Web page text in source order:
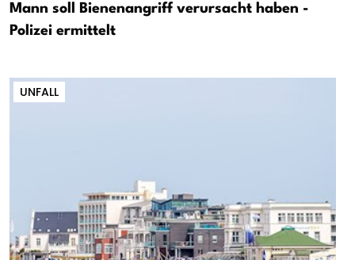
Mann soll Bienenangriff verursacht haben -
Polizei ermittelt
UNFALL